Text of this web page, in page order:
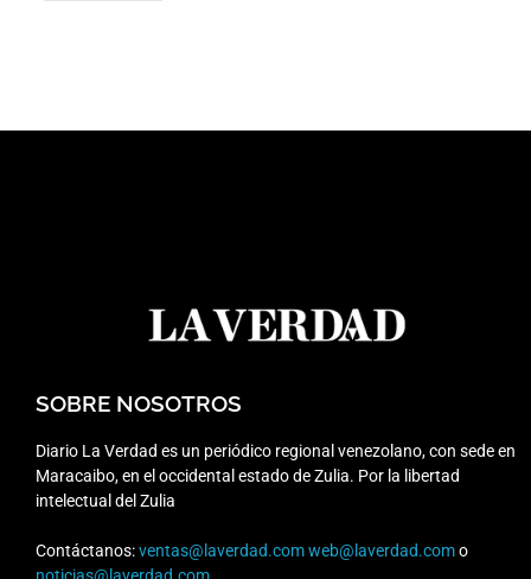
SOBRE NOSOTROS
Diario La Verdad es un periódico regional venezolano, con sede en
Maracaibo, en el occidental estado de Zulia. Por la libertad
intelectual del Zulia
Contáctanos:ventas@laverdad.comweb@laverdad.como